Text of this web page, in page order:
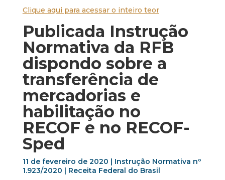
Clique aqui para acessar o inteiro teor
Publicada Instrução
Normativa da RFB
dispondo sobre a
transferência de
mercadorias e
habilitação no
RECOF e no RECOF-
Sped
11 de fevereiro de 2020 | Instrução Normativa nº
1.923/2020 | Receita Federal do Brasil